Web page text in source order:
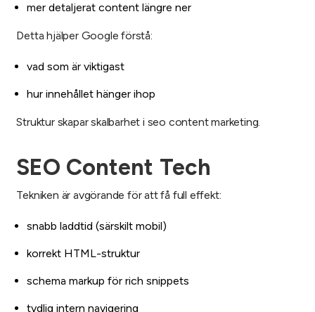
mer detaljerat content längre ner
Detta hjälper Google förstå:
vad som är viktigast
hur innehållet hänger ihop
Struktur skapar skalbarhet i seo content marketing.
SEO Content Tech
Tekniken är avgörande för att få full effekt:
snabb laddtid (särskilt mobil)
korrekt HTML-struktur
schema markup för rich snippets
tydlig intern navigering